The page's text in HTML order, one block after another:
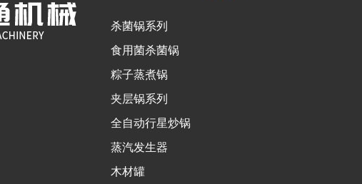
杀菌锅系列
食用菌杀菌锅
粽子蒸煮锅
夹层锅系列
全自动行星炒锅
蒸汽发生器
木材罐